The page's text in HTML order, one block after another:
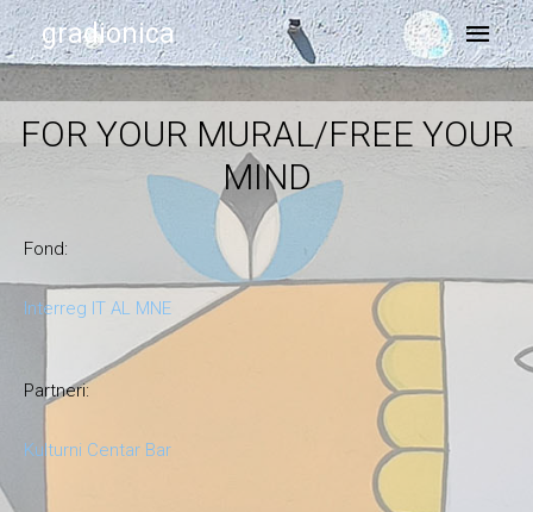
gradionica
FOR YOUR MURAL/FREE YOUR
MIND
Fond:
Interreg IT AL MNE
Partneri:
Kulturni Centar Bar